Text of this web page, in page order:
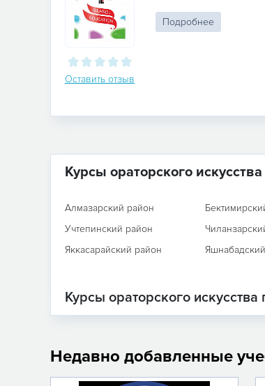
Оставить отзыв
Подробнее
Курсы ораторского
Алмазарский район
Учтепинский район
Яккасарайский район
Курсы ораторского
Недавно добавленные